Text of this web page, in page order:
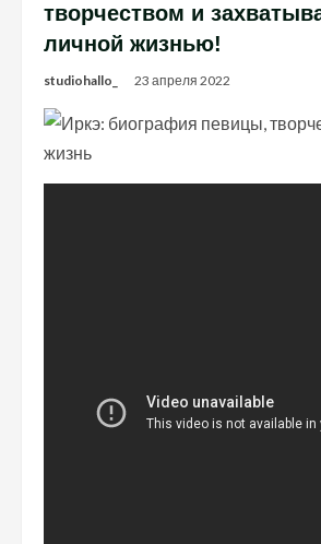
творчеством и
личной жизнью!
studiohallo_ 23 апреля 2022